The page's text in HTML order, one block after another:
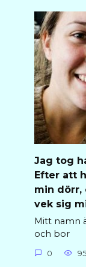
Jag tog
Efter att
min dörr,
vek sig
Mitt namn
och bor
0